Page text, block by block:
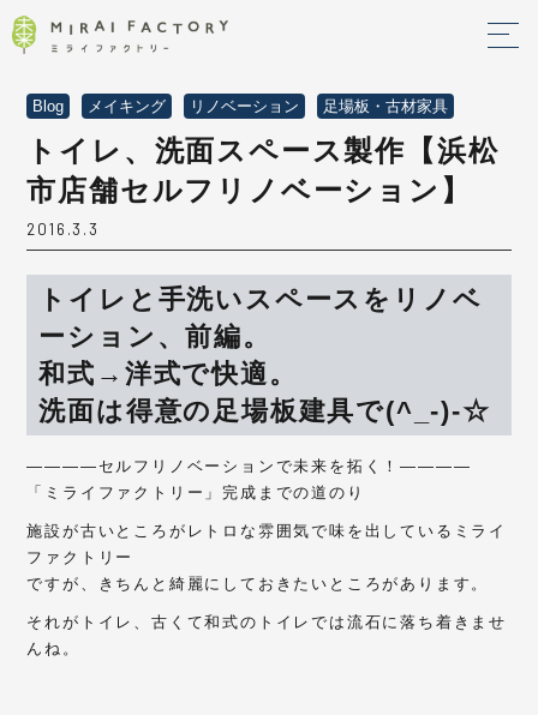
Blog メイキング リノベーション 足場板・古材家具
トイレ、洗面スペース製作【浜松
市店舗セルフリノベーション】
2016.3.3
トイレと手洗いスペースをリノベ
ーション、前編。
和式→洋式で快適。
洗面は得意の足場板建具で(^_-)-☆
————セルフリノベーションで未来を拓く！————
「ミライファクトリー」完成までの道のり
施設が古いところがレトロな雰囲気で味を出しているミライ
ファクトリー
ですが、きちんと綺麗にしておきたいところがあります。
それがトイレ、古くて和式のトイレでは流石に落ち着きませ
んね。